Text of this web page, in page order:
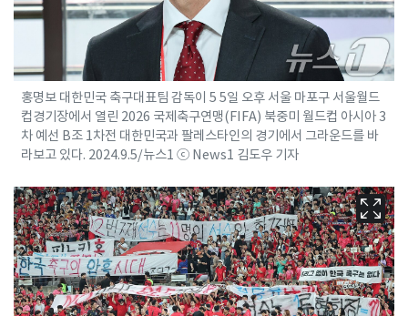
홍명보 대한민국 축구대표팀 감독이 5 5일 오후 서울 마포구 서울월드
컵경기장에서 열린 2026 국제축구연맹(FIFA) 북중미 월드컵 아시아 3
차 예선 B조 1차전 대한민국과 팔레스타인의 경기에서 그라운드를 바
라보고 있다. 2024.9.5/뉴스1 ⓒ News1 김도우 기자